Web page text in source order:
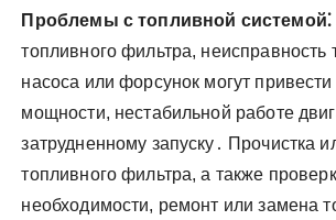
Проблемы с топливной системой⁚
топливного фильтра, неисправность
насоса или форсунок могут
мощности, нестабильной работе
затрудненному запуску․ Прочистка
топливного фильтра, а также
необходимости, ремонт или замена